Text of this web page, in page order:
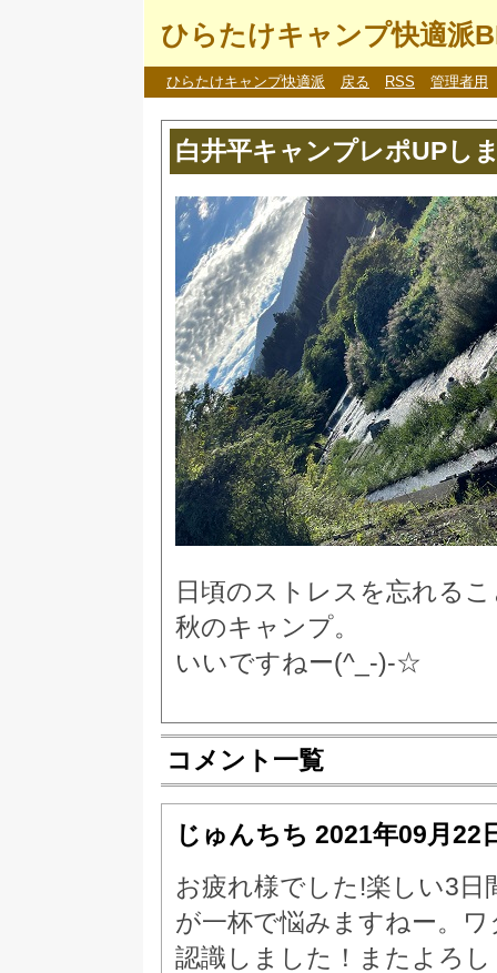
ひらたけキャンプ快適派
ひらたけキャンプ快適派 戻る RSS 管理者用
白井平キャンプレポUPし
日頃のストレスを忘れる
秋のキャンプ。
いいですねー(^_-)-☆
コメント一覧
じゅんちち 2021年09月22
お疲れ様でした!楽しい3
が一杯で悩みますねー。
認識しました！またよろ